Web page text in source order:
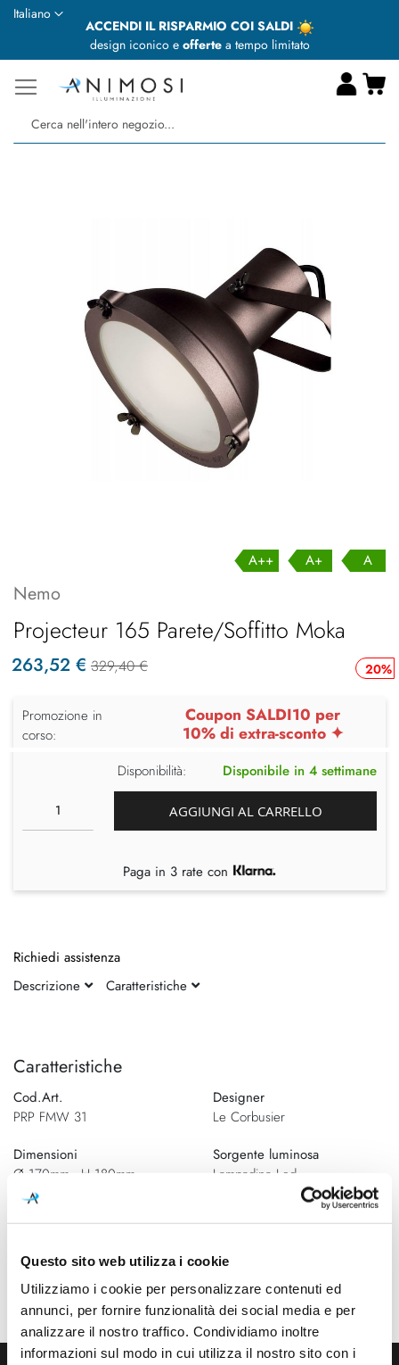
Questo sito web utilizza i cookie
Utilizziamo i cookie per personalizzare contenuti ed
annunci, per fornire funzionalità dei social media e per
analizzare il nostro traffico. Condividiamo inoltre
informazioni sul modo in cui utilizza il nostro sito con i
ACCENDI IL RISPARMIO COI SALDI
design iconico e offertea tempo limitato
Lingua
Italiano
fine
galleria
di
della
di
immagini
Caratteristiche
Cod.Art.
PRP FMW 31
Designer
Le Corbusier
Dimensioni
Ø 170mm - H 180mm
Sorgente luminosa
Lampadina Led
Dimmerazione
Dimmerabile
Classe energetica
A++, A+, A
A++ A+ A
Nemo
Projecteur 165 Parete/Soffitto Moka
20%
263,52 € 329,40 €
Promozione in
corso:
Coupon SALDI10 per
10% di extra-sconto ✦
Disponibilità: Disponibile in 4 settimane
AGGIUNGI AL CARRELLO
Paga in 3 rate con
Richiedi assistenza
Descrizione
Caratteristiche